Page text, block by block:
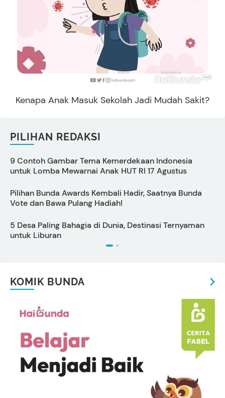
Kenapa Anak Masuk Sekolah Jadi Mudah Sakit?
PILIHAN REDAKSI
9 Contoh Gambar Tema Kemerdekaan Indonesia
untuk Lomba Mewarnai Anak HUT RI 17 Agustus
Pilihan Bunda Awards Kembali Hadir, Saatnya Bunda
Vote dan Bawa Pulang Hadiah!
5 Desa Paling Bahagia di Dunia, Destinasi Ternyaman
untuk Liburan
KOMIK BUNDA